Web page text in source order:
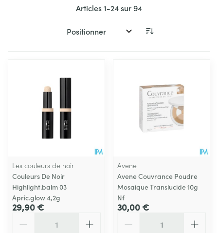
Articles1-24sur94
Trier par:
Les couleurs de noir
Couleurs De Noir
Highlight.balm 03
Apric.glow 4,2g
29,90 €
Avene
Avene Couvrance Poudre
Mosaique Translucide 10g
Nf
30,00 €